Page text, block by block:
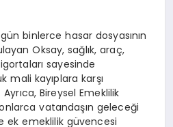
binlerce hasar dosyasının
Oksay, sağlık, araç,
sayesinde
mali kayıplara karşı
Bireysel Emeklilik
vatandaşın geleceği
ek emeklilik güvencesi